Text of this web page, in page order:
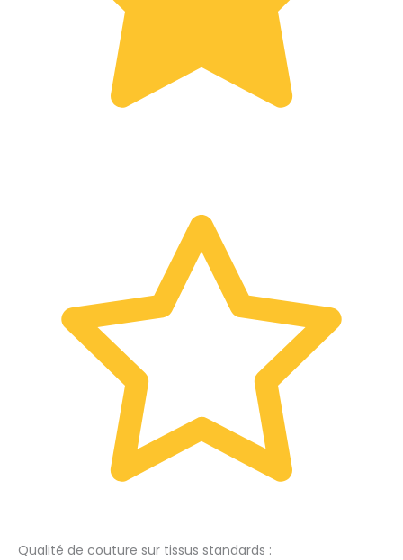
Qualité de couture sur tissus standards :